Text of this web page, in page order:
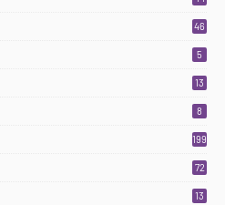
46
5
13
8
199
72
13